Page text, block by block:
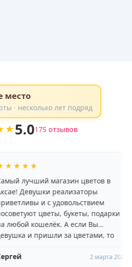
место
· несколько лет подряд
5.0175 отзывов
цветов в
реализаторы
удовольствием
букеты, подарки
А если Вы
за цветами, то
парень-
хороший
радует,
больше
пару
Яна